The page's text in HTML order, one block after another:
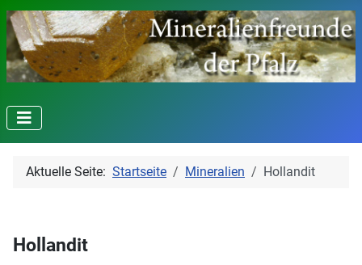
Aktuelle Seite: Startseite Mineralien Hollandit
Hollandit